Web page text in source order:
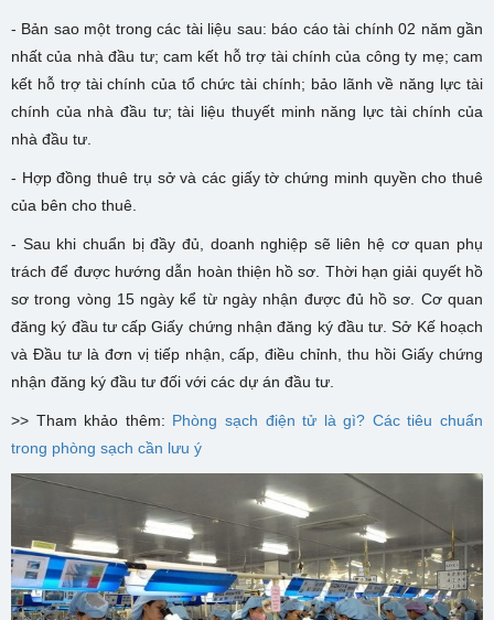
- Bản sao một trong các tài liệu sau: báo cáo tài chính 02 năm gần
nhất của nhà đầu tư; cam kết hỗ trợ tài chính của công ty mẹ; cam
kết hỗ trợ tài chính của tổ chức tài chính; bảo lãnh về năng lực tài
chính của nhà đầu tư; tài liệu thuyết minh năng lực tài chính của
nhà đầu tư.
- Hợp đồng thuê trụ sở và các giấy tờ chứng minh quyền cho thuê
của bên cho thuê.
- Sau khi chuẩn bị đầy đủ, doanh nghiệp sẽ liên hệ cơ quan phụ
trách để được hướng dẫn hoàn thiện hồ sơ. Thời hạn giải quyết hồ
sơ trong vòng 15 ngày kể từ ngày nhận được đủ hồ sơ. Cơ quan
đăng ký đầu tư cấp Giấy chứng nhận đăng ký đầu tư. Sở Kế hoạch
và Đầu tư là đơn vị tiếp nhận, cấp, điều chỉnh, thu hồi Giấy chứng
nhận đăng ký đầu tư đối với các dự án đầu tư.
>> Tham khảo thêm: Phòng sạch điện tử là gì? Các tiêu chuẩn
trong phòng sạch cần lưu ý